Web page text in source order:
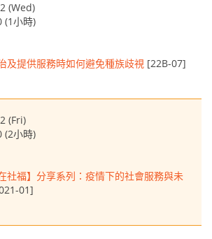
(Wed)
(1小時)
及提供服務時如何避免種族歧視 [22B-07]
(Fri)
(2小時)
社福】分享系列：疫情下的社會服務與未
01]